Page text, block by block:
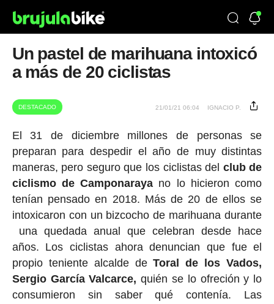
Un pastel de marihuana intoxicó
a más de 20 ciclistas
DESTACADO 21/01/21 06:04 IGNACIO P.
El 31 de diciembre millones de personas se
preparan para despedir el año de muy distintas
maneras, pero seguro que los ciclistas del club de
ciclismo de Camponaraya no lo hicieron como
tenían pensado en 2018. Más de 20 de ellos se
intoxicaron con un bizcocho de marihuana durante
una quedada anual que celebran desde hace
años. Los ciclistas ahora denuncian que fue el
propio teniente alcalde deToral de los Vados,
Sergio García Valcarce,quién se lo ofreción y lo
consumieron sin saber qué contenía. Las